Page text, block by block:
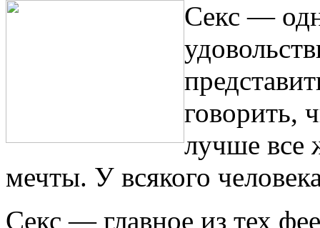
Секс —
говорить,
лучше все
мечты. У всякого
Секс — главное из тех